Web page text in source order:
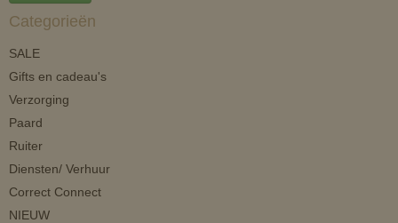
Categorieën
SALE
Gifts en cadeau's
Verzorging
Paard
Ruiter
Diensten/ Verhuur
Correct Connect
NIEUW